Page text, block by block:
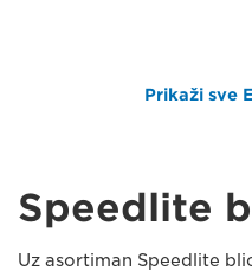
Prikaži sve
Speedlite
Uz asortiman Speedlite